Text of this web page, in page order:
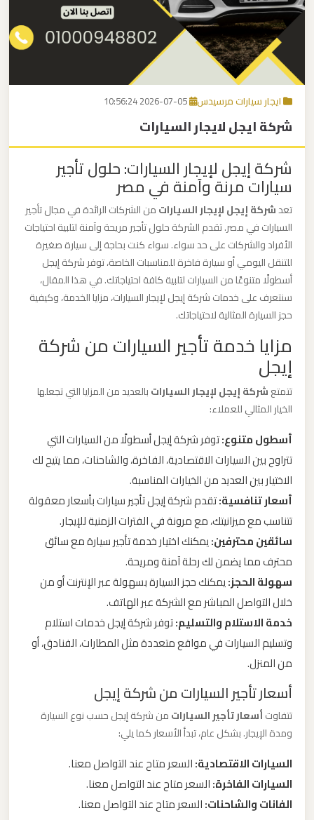
اتصل بنا
EN
ايجار سيارات مرسيدس
شركة ايجل لايجار السيارات
شركة إيجل لإيجار السيارات: حلول تأجير
سيارات مرنة وآمنة في مصر
تعدشركة إيجل لإيجار السياراتمن الشركات الرائدة في مجال تأجير
السيارات في مصر. تقدم الشركة حلول تأجير مريحة وآمنة لتلبية احتياجات
الأفراد والشركات على حد سواء. سواء كنت بحاجة إلى سيارة صغيرة
للتنقل اليومي أو سيارة فاخرة للمناسبات الخاصة، توفر شركة إيجل
أسطولًا متنوعًا من السيارات لتلبية كافة احتياجاتك. في هذا المقال،
سنتعرف على خدمات شركة إيجل لإيجار السيارات، مزايا الخدمة، وكيفية
حجز السيارة المثالية لاحتياجاتك.
مزايا خدمة تأجير السيارات من شركة
إيجل
تتمتعشركة إيجل لإيجار السياراتبالعديد من المزايا التي تجعلها
الخيار المثالي للعملاء:
أسطول متنوع:توفر شركة إيجل أسطولًا من السيارات التي
تتراوح بين السيارات الاقتصادية، الفاخرة، والشاحنات، مما يتيح لك
الاختيار بين العديد من الخيارات المناسبة.
أسعار تنافسية:تقدم شركة إيجل تأجير سيارات بأسعار معقولة
تتناسب مع ميزانيتك، مع مرونة في الفترات الزمنية للإيجار.
سائقين محترفين:يمكنك اختيار خدمة تأجير سيارة مع سائق
محترف مما يضمن لك رحلة آمنة ومريحة.
سهولة الحجز:يمكنك حجز السيارة بسهولة عبر الإنترنت أو من
خلال التواصل المباشر مع الشركة عبر الهاتف.
خدمة الاستلام والتسليم:توفر شركة إيجل خدمات استلام
وتسليم السيارات في مواقع متعددة مثل المطارات، الفنادق، أو
من المنزل.
أسعار تأجير السيارات من شركة إيجل
تتفاوتأسعار تأجير السياراتمن شركة إيجل حسب نوع السيارة
ومدة الإيجار. بشكل عام، تبدأ الأسعار كما يلي:
السيارات الاقتصادية:السعر متاح عند التواصل معنا.
السيارات الفاخرة:السعر متاح عند التواصل معنا.
الفانات والشاحنات:السعر متاح عند التواصل معنا.
برج
العرب
القاهرة
مكاتب
ليموزين
الاسكندرية
القاهرة
ليموزين
ليموزين
نويبع
مطار
العرب
الساحل
الشمالي
ليموزين
مطار
العرب
القاهرة
ليموزين
العرب
ليموزين